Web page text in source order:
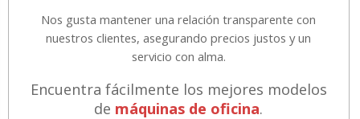
Nos gusta mantener una relación transparente con
nuestros clientes, asegurando precios justos y un
servicio con alma.
Encuentra fácilmente los mejores modelos
de máquinas de oficina.